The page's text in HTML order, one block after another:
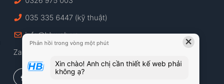
035 335 6447 (kỹ thuật)
info@hbweb.vn
Zalo: 087 778 3626
×
Phản hồi trong vòng một phút
Xin chào! Anh chị cần thiết kế web phải
không ạ?